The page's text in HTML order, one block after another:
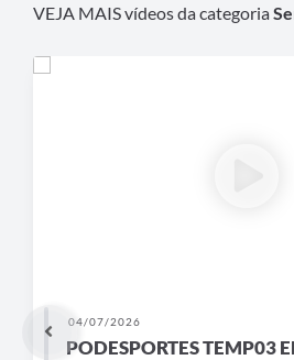
VEJA MAIS vídeos da categoria
04/07/2026
PODESPORTES TEMP03